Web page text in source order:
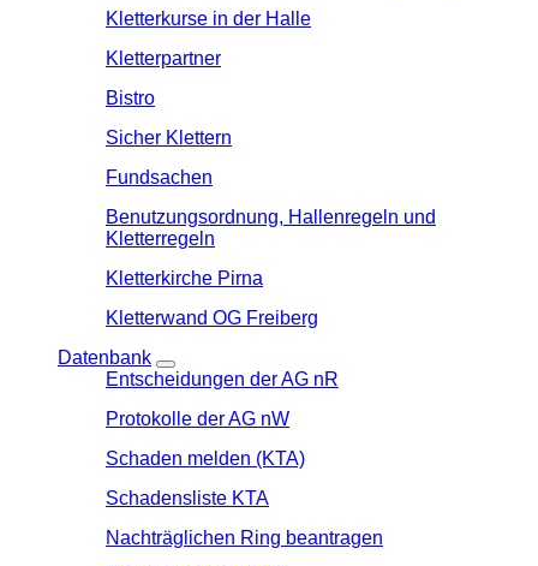
Kletterkurse in der Halle
Kletterpartner
Bistro
Sicher Klettern
Fundsachen
Benutzungsordnung, Hallenregeln und
Kletterregeln
Kletterkirche Pirna
Kletterwand OG Freiberg
Datenbank
Entscheidungen der AG nR
Protokolle der AG nW
Schaden melden (KTA)
Schadensliste KTA
Nachträglichen Ring beantragen